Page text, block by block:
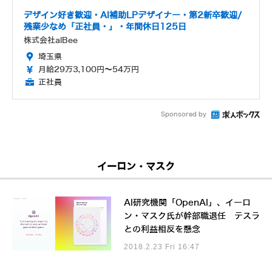
デザイン好き歓迎・AI補助LPデザイナー・第2新卒歓迎/
残業少なめ「正社員・」・年間休日125日
株式会社alBee
埼玉県
月給29万3,100円～54万円
正社員
Sponsored by
イーロン・マスク
AI研究機関「OpenAI」、イーロ
ン・マスク氏が幹部職退任 テスラ
との利益相反を懸念
2018.2.23 Fri 16:47